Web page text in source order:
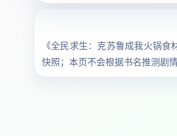
《全民求生：克苏鲁成我火锅
快照；本页不会根据书名推测剧情